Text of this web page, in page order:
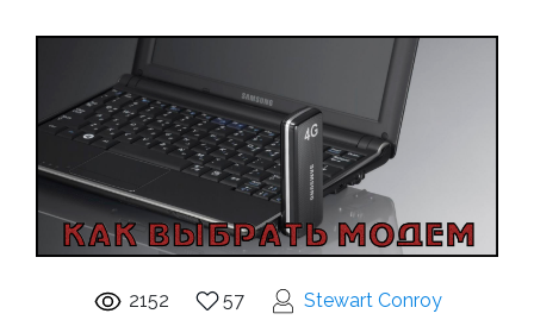
2152 57 Stewart Conroy